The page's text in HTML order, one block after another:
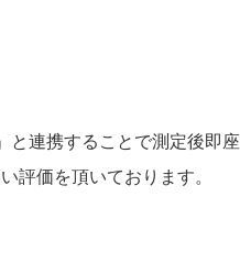
と連携することで測定後即座
評価を頂いております。